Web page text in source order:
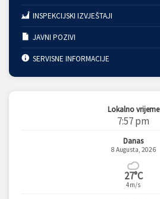
INSPEKCIJSKI IZVJEŠTAJI
JAVNI POZIVI
SERVISNE INFORMACIJE
Lokalno vrijeme
7:57 pm
Danas
8 Augusta, 2026
27°C
4m/s